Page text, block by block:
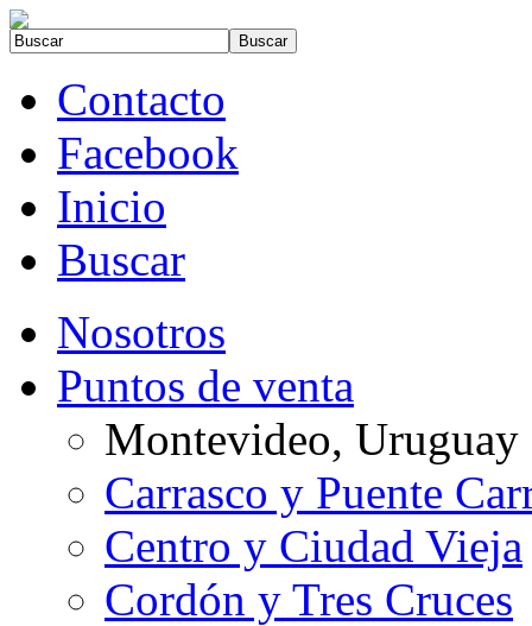
Contacto
Facebook
Inicio
Buscar
Nosotros
Puntos de venta
Montevideo, Uruguay
Carrasco y Puente
Centro y Ciudad Vieja
Cordón y Tres Cruces